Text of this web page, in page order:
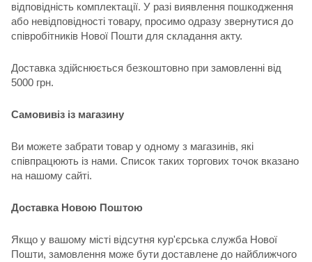
відповідність комплектації. У разі виявлення пошкодження
або невідповідності товару, просимо одразу звернутися до
співробітників Нової Пошти для складання акту.
Доставка здійснюється безкоштовно при замовленні від
5000 грн.
Самовивіз із магазину
Ви можете забрати товар у одному з магазинів, які
співпрацюють із нами. Список таких торгових точок вказано
на нашому сайті.
Доставка Новою Поштою
Якщо у вашому місті відсутня кур'єрська служба Нової
Пошти, замовлення може бути доставлене до найближчого